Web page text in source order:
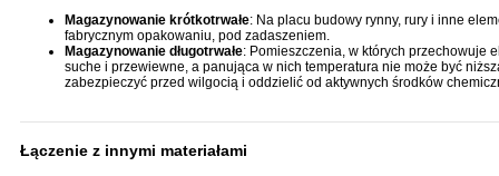
Magazynowanie krótkotrwałe: Na placu budowy rynny, rury i inne
fabrycznym opakowaniu, pod zadaszeniem.
Magazynowanie długotrwałe: Pomieszczenia, w których przechowuje
suche i przewiewne, a panująca w nich temperatura nie może być
zabezpieczyć przed wilgocią i oddzielić od aktywnych środków
Łączenie z innymi materiałami